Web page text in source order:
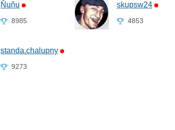
Ňuňu
8985
skupsw24
4853
standa.chalupny
9273